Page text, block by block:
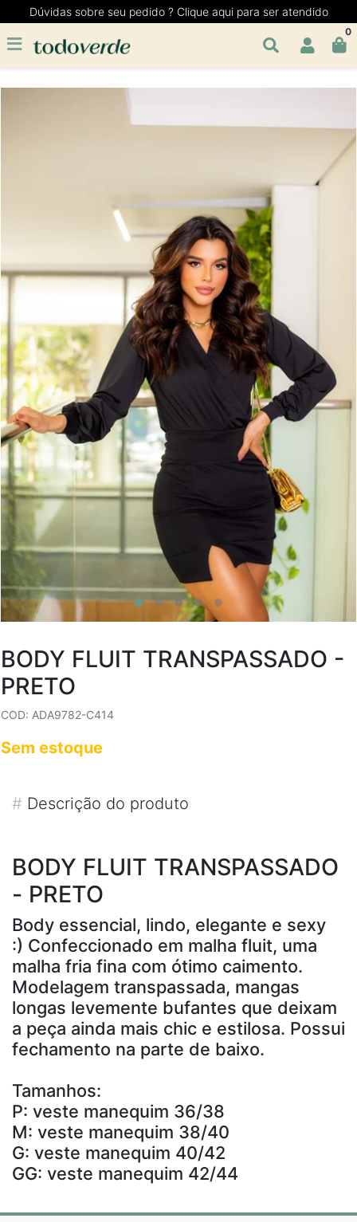
Dúvidas sobre seu pedido ? Clique aqui para ser atendido
0
BODY FLUIT TRANSPASSADO -
PRETO
COD: ADA9782-C414
Sem estoque
# Descrição do produto
BODY FLUIT TRANSPASSADO
- PRETO
Body essencial, lindo, elegante e sexy
:) Confeccionado em malha fluit, uma
malha fria fina com ótimo caimento.
Modelagem transpassada, mangas
longas levemente bufantes que deixam
a peça ainda mais chic e estilosa. Possui
fechamento na parte de baixo.
Tamanhos:
P: veste manequim 36/38
M: veste manequim 38/40
G: veste manequim 40/42
GG: veste manequim 42/44